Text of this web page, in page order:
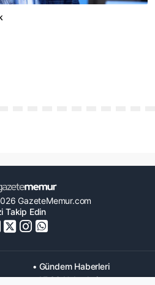
GazeteMemur.com
Takip Edin
• Gündem Haberleri
• KPSS Haberleri